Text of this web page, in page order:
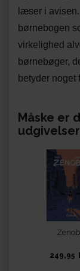
læser i
børnebogen
virkelighed
børnebøger,
betyder noget
Måske er
udgivelser
249,95